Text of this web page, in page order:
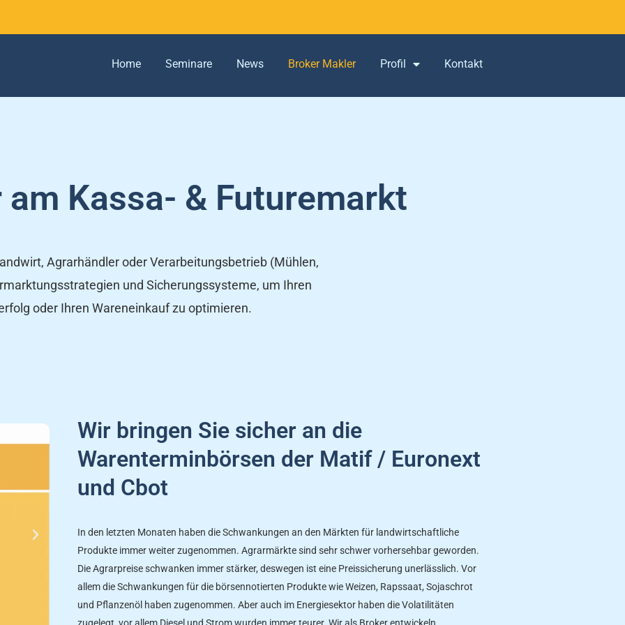
Home Seminare News Broker Makler Profil Kontakt
Kassa- & Futuremarkt
Agrarhändler oder Verarbeitungsbetrieb (Mühlen,
und Sicherungssysteme, um Ihren
oder Ihren Wareneinkauf zu optimieren.
b
p
l
n
Wir bringen Sie sicher an die
Warenterminbörsen der Matif / Euronext
und Cbot
In den letzten Monaten haben die Schwankungen an den Märkten für landwirtschaftliche
Produkte immer weiter zugenommen. Agrarmärkte sind sehr schwer vorhersehbar geworden.
Die Agrarpreise schwanken immer stärker, deswegen ist eine Preissicherung unerlässlich. Vor
allem die Schwankungen für die börsennotierten Produkte wie Weizen, Rapssaat, Sojaschrot
und Pflanzenöl haben zugenommen. Aber auch im Energiesektor haben die Volatilitäten